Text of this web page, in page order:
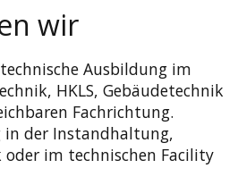
wir
Ausbildung im
HKLS, Gebäudetechnik
Fachrichtung.
in der Instandhaltung,
oder im technischen Facility